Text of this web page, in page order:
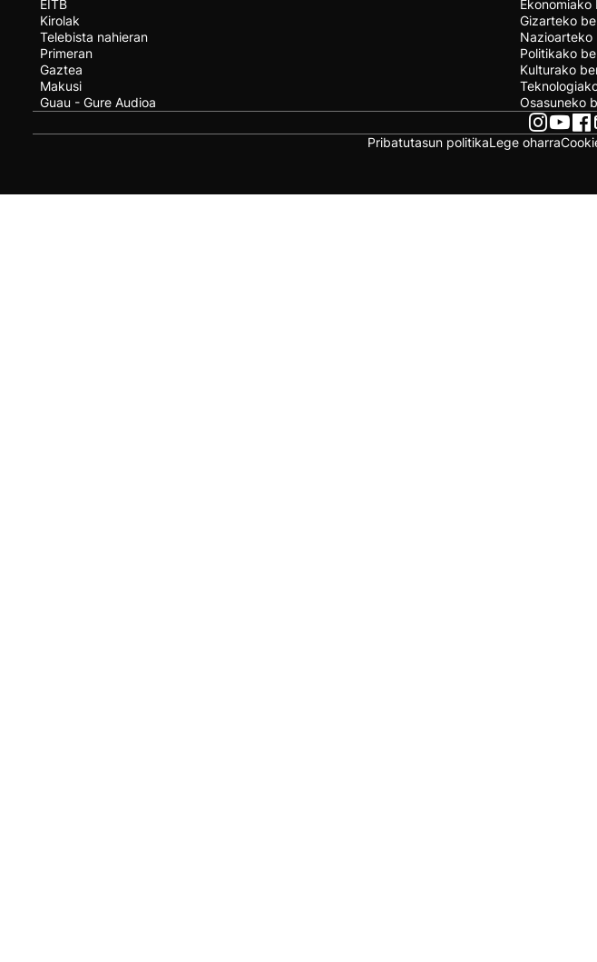
EITB
Kirolak
Telebista nahieran
Primeran
Gaztea
Makusi
Guau - Gure Audioa
Ekonomiako
Gizarteko
Nazioarteko
Politikako
Kulturako
Osasuneko
Pribatutasun politikaLege oharra